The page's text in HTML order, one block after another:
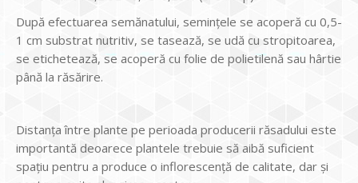
După efectuarea semănatului, semințele se acoperă cu 0,5-
1 cm substrat nutritiv, se tasează, se udă cu stropitoarea,
se etichetează, se acoperă cu folie de polietilenă sau hârtie
până la răsărire.
Distanța între plante pe perioada producerii răsadului este
importantă deoarece plantele trebuie să aibă suficient
spațiu pentru a produce o inflorescență de calitate, dar și